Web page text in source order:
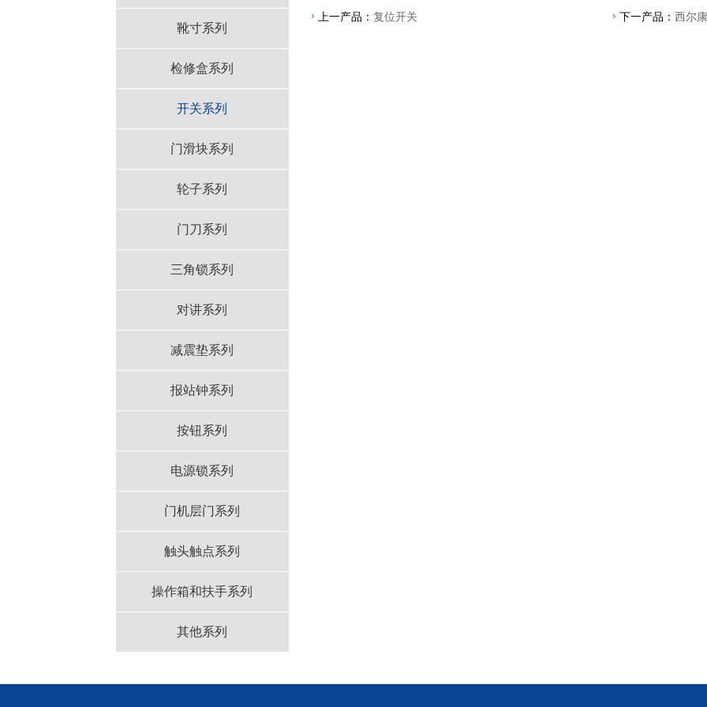
靴寸系列
检修盒系列
开关系列
门滑块系列
轮子系列
门刀系列
三角锁系列
对讲系列
减震垫系列
报站钟系列
按钮系列
电源锁系列
门机层门系列
触头触点系列
操作箱和扶手系列
其他系列
上一产品： 复位开关 下一产品：西尔